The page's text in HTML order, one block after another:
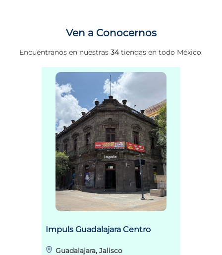
Ven a Conocernos
Encuéntranos en nuestras 34tiendas en todo México.
Impuls Guadalajara Centro
Guadalajara, Jalisco